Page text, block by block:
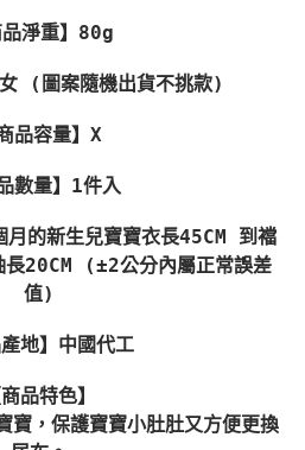
品淨重】80g
女 (圖案隨機出貨不挑款)
商品容量】X
數量】1件入
月的新生兒寶寶衣長45CM 到襠
20CM (±2公分內屬正常誤差
值)
產地】中國代工
商品特色】
寶，保護寶寶小肚肚又方便更換